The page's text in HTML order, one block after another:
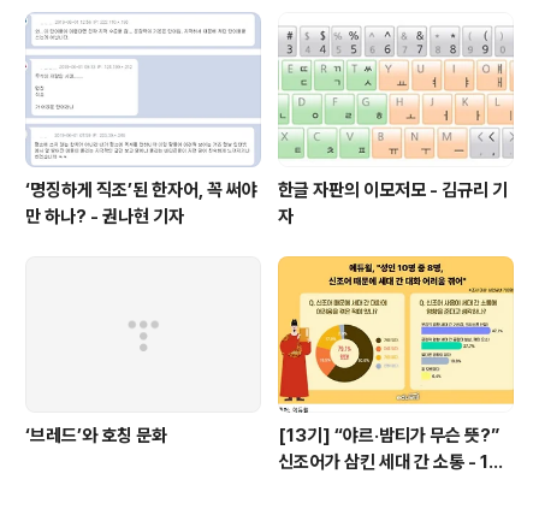
‘명징하게 직조’된 한자어, 꼭 써야
만 하나? - 권나현 기자
한글 자판의 이모저모 - 김규리 기
자
‘브레드’와 호칭 문화
[13기] “야르·밤티가 무슨 뜻?”
신조어가 삼킨 세대 간 소통 - 13